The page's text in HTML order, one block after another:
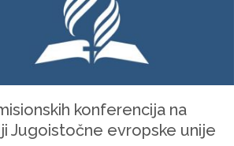
konferencija na
Jugoistočne evropske unije